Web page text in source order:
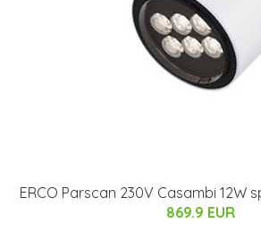
ERCO Parscan 230V Casambi 12W
869.9 EUR